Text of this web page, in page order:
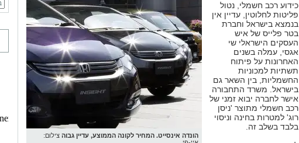
הונדה אינסייט. המחיר לקונה הממוצע, עדיין גבוה צילום:
כידוע רכב חשמלי, נטול
פליטות לחלוטין, עדיין אין
בנמצא בישראל וחברת
בטר פלייס של איש
העסקים הישראלי שי
אגסי, עמלה בשנים
האחרונות על פיתוח
תשתיות למכוניות
החשמליות, בין השאר גם
בישראל. משרד התחבורה
אישר לחברה יבוא זמני של
רכב חשמלי מתוצר 'ניסן
רוג' למטרות בחינה וניסוי
בלבד בשלב זה.